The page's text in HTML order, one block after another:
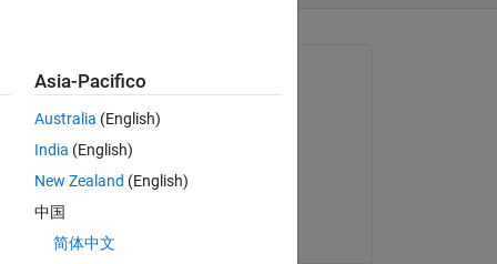
Richiesto:
il 24 Mag 2022
Commentato:
Asia-Pacifico
Australia (English)
India (English)
New Zealand (English)
中国
简体中文